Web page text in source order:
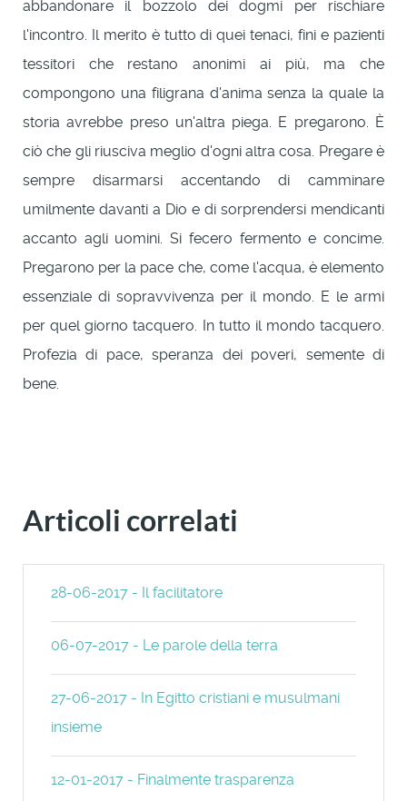
abbandonare il bozzolo dei dogmi per rischiare
l'incontro. Il merito è tutto di quei tenaci, fini e pazienti
tessitori che restano anonimi ai più, ma che
compongono una filigrana d'anima senza la quale la
storia avrebbe preso un'altra piega. E pregarono. È
ciò che gli riusciva meglio d'ogni altra cosa. Pregare è
sempre disarmarsi accentando di camminare
umilmente davanti a Dio e di sorprendersi mendicanti
accanto agli uomini. Si fecero fermento e concime.
Pregarono per la pace che, come l'acqua, è elemento
essenziale di sopravvivenza per il mondo. E le armi
per quel giorno tacquero. In tutto il mondo tacquero.
Profezia di pace, speranza dei poveri, semente di
bene.
Articoli correlati
28-06-2017 - Il facilitatore
06-07-2017 - Le parole della terra
27-06-2017 - In Egitto cristiani e musulmani
insieme
12-01-2017 - Finalmente trasparenza